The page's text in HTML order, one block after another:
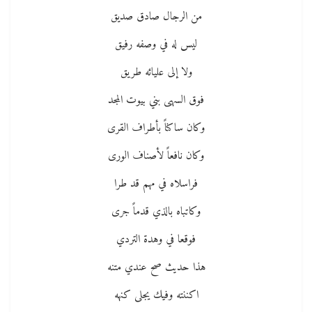
من الرجال صادق صديق
ليس له في وصفه رفيق
ولا إلى عليائه طريق
فوق السهى بني بيوت المجد
وكان ساكناً بأطراف القرى
وكان نافعاً لأصناف الورى
فراسلاه في مهم قد طرا
وكاتباه بالذي قدماً جرى
فوقعا في وهدة التردي
هذا حديث صح عندي متنه
اكننته وفيك يجلى كنهه